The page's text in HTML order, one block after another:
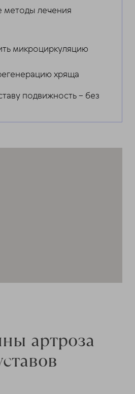
лечения
микроциркуляцию
хряща
подвижность – без
артроза